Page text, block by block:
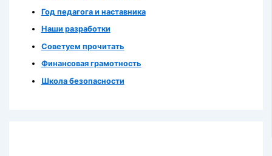
Год педагога и наставника
Наши разработки
Советуем прочитать
Финансовая грамотность
Школа безопасности